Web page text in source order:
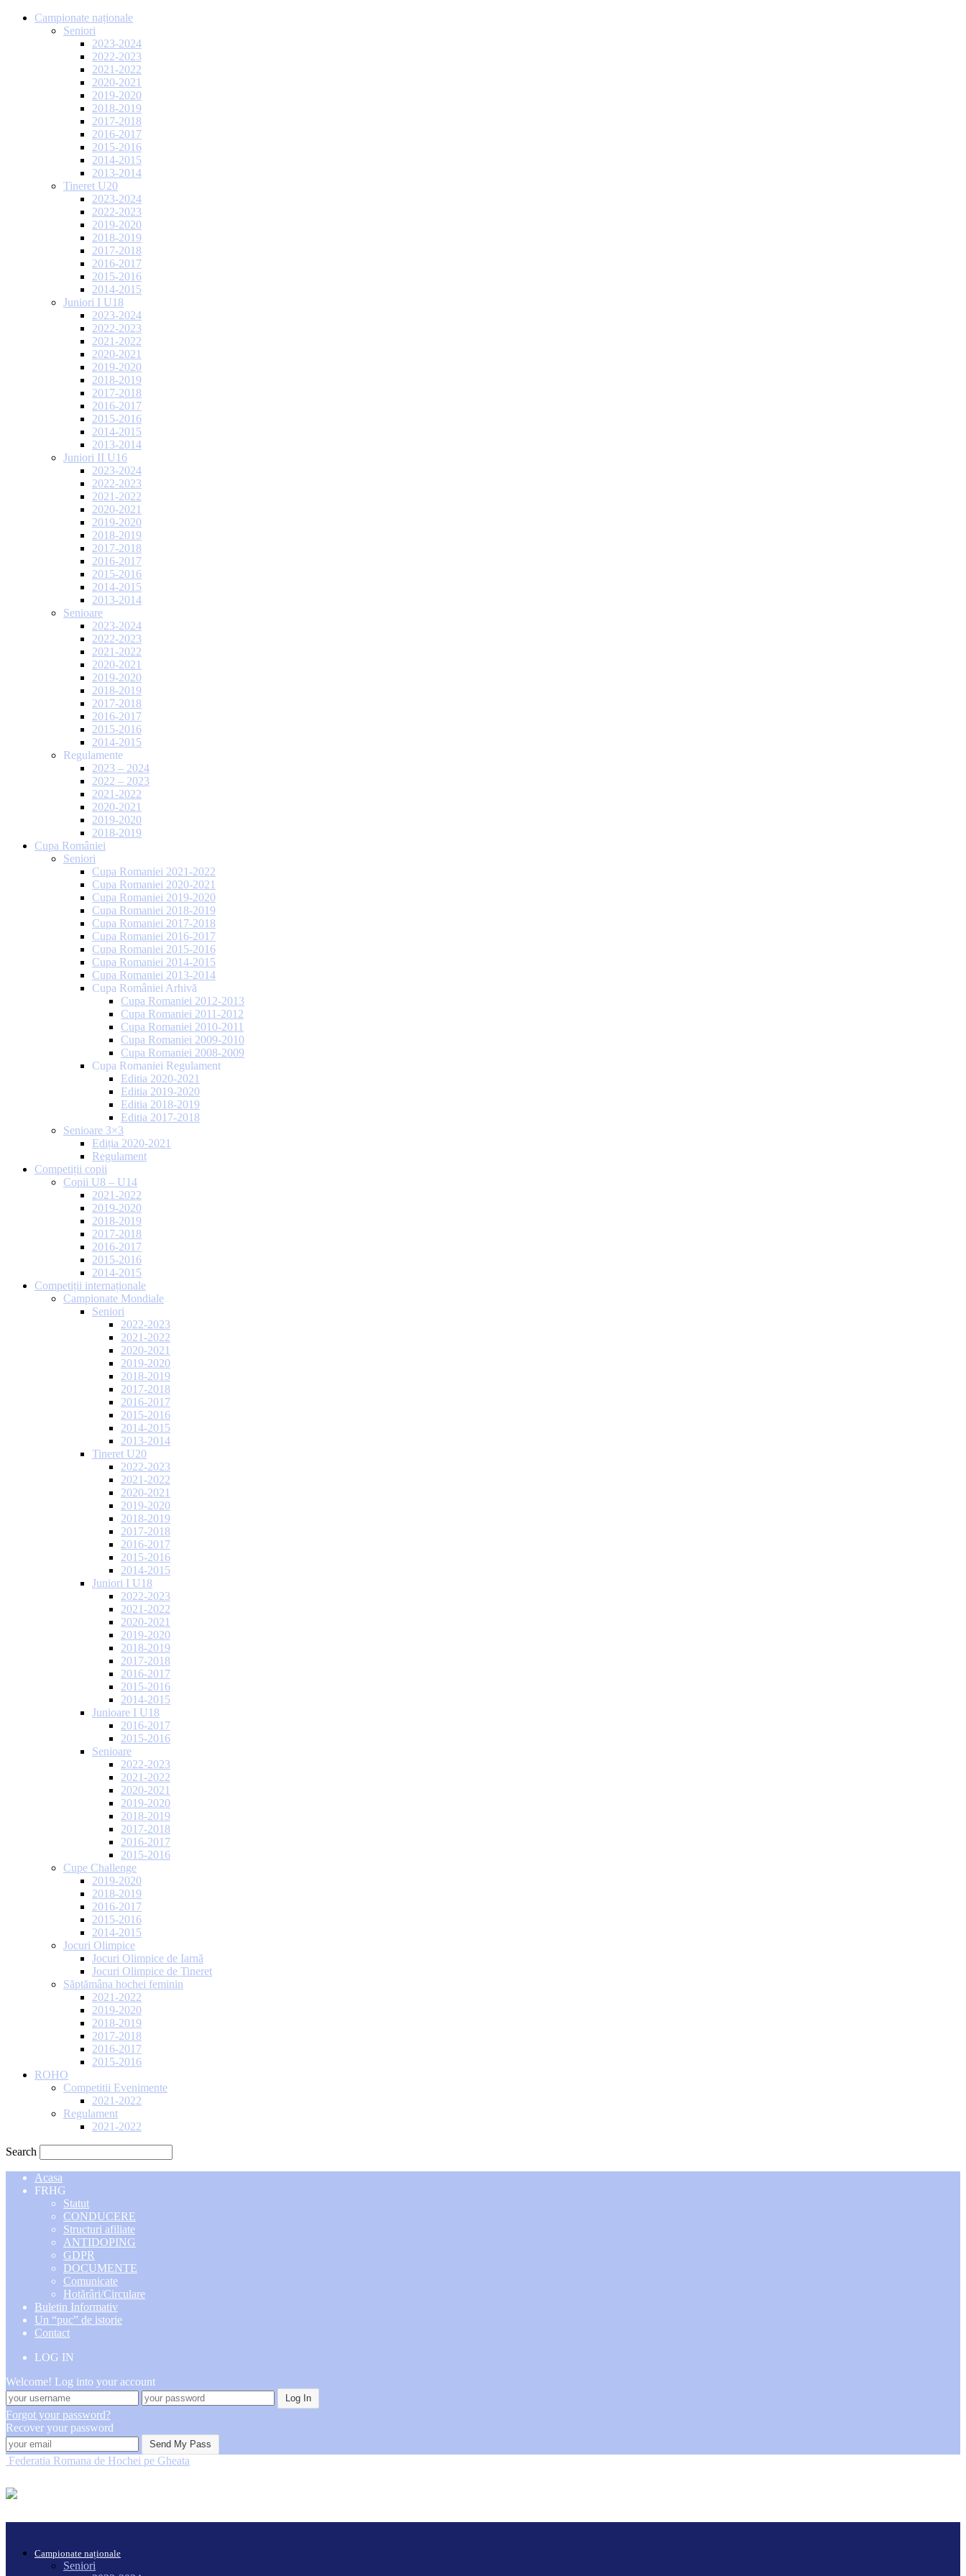
Campionate naționale
Seniori
2023-2024
2022-2023
2021-2022
2020-2021
2019-2020
2018-2019
2017-2018
2016-2017
2015-2016
2014-2015
2013-2014
Tineret U20
2023-2024
2022-2023
2019-2020
2018-2019
2017-2018
2016-2017
2015-2016
2014-2015
Juniori I U18
2023-2024
2022-2023
2021-2022
2020-2021
2019-2020
2018-2019
2017-2018
2016-2017
2015-2016
2014-2015
2013-2014
Juniori II U16
2023-2024
2022-2023
2021-2022
2020-2021
2019-2020
2018-2019
2017-2018
2016-2017
2015-2016
2014-2015
2013-2014
Senioare
2023-2024
2022-2023
2021-2022
2020-2021
2019-2020
2018-2019
2017-2018
2016-2017
2015-2016
2014-2015
Regulamente
2023 – 2024
2022 – 2023
2021-2022
2020-2021
2019-2020
2018-2019
Cupa României
Seniori
Cupa Romaniei 2021-2022
Cupa Romaniei 2020-2021
Cupa Romaniei 2019-2020
Cupa Romaniei 2018-2019
Cupa Romaniei 2017-2018
Cupa Romaniei 2016-2017
Cupa Romaniei 2015-2016
Cupa Romaniei 2014-2015
Cupa Romaniei 2013-2014
Cupa României Arhivă
Cupa Romaniei 2012-2013
Cupa Romaniei 2011-2012
Cupa Romaniei 2010-2011
Cupa Romaniei 2009-2010
Cupa Romaniei 2008-2009
Cupa Romaniei Regulament
Editia 2020-2021
Editia 2019-2020
Editia 2018-2019
Editia 2017-2018
Senioare 3×3
Ediția 2020-2021
Regulament
Competiții copii
Copii U8 – U14
2021-2022
2019-2020
2018-2019
2017-2018
2016-2017
2015-2016
2014-2015
Competiții internaționale
Campionate Mondiale
Seniori
2022-2023
2021-2022
2020-2021
2019-2020
2018-2019
2017-2018
2016-2017
2015-2016
2014-2015
2013-2014
Tineret U20
2022-2023
2021-2022
2020-2021
2019-2020
2018-2019
2017-2018
2016-2017
2015-2016
2014-2015
Juniori I U18
2022-2023
2021-2022
2020-2021
2019-2020
2018-2019
2017-2018
2016-2017
2015-2016
2014-2015
Junioare I U18
2016-2017
2015-2016
Senioare
2022-2023
2021-2022
2020-2021
2019-2020
2018-2019
2017-2018
2016-2017
2015-2016
Cupe Challenge
2019-2020
2018-2019
2016-2017
2015-2016
2014-2015
Jocuri Olimpice
Jocuri Olimpice de Iarnă
Jocuri Olimpice de Tineret
Săptămâna hochei feminin
2021-2022
2019-2020
2018-2019
2017-2018
2016-2017
2015-2016
ROHO
Competitii Evenimente
2021-2022
Regulament
2021-2022
Search
Acasa
FRHG
Statut
CONDUCERE
Structuri afiliate
ANTIDOPING
GDPR
DOCUMENTE
Comunicate
Hotărâri/Circulare
Buletin Informativ
Un “puc” de istorie
Contact
LOG IN
Welcome! Log into your account
Forgot your password?
Recover your password
Federatia Romana de Hochei pe Gheata
Campionate naționale
Seniori